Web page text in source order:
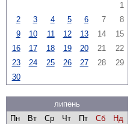
1
2
3 4 5 6 7
8
9
10 11 12 13 14
15
16
17 18 19 20 21
22
23
24 25 26 27 28
29
30
липень
Пн
Вт Ср Чт Пт Сб
Нд